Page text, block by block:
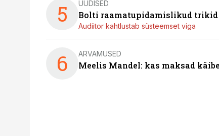
5 UUDISED
Bolti raamatupidamislikud trikid
Audiitor kahtlustab süsteemset viga
6 ARVAMUSED
Meelis Mandel: kas maksad